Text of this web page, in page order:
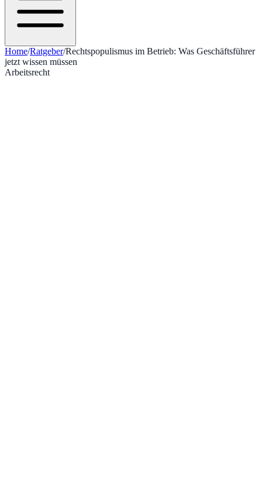
Home/Ratgeber/Rechtspopulismus im Betrieb: Was Geschäftsführer
jetzt wissen müssen
Arbeitsrecht